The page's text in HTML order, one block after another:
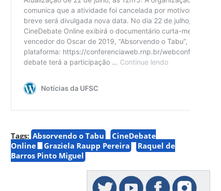
Tags: Absorvendo o Tabu
CineDebate
Online
Graziela Raupp Pereira
Raquel de
Barros Pinto Miguel